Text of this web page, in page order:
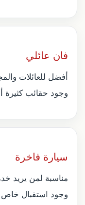
فان عائلي
أفضل للعائلات
وجود حقائب كثيرة
سيارة فاخرة
مناسبة لمن يريد
وجود استقبال